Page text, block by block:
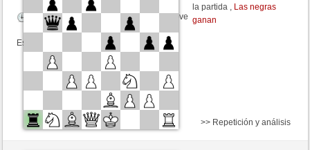
Tiempo: 9 minutes/side + 9 seconds/move
Esta partida es por puntos
la partida , Las negras
ganan
>> Repetición y análisis